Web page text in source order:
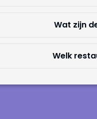
Wat zijn
Welk